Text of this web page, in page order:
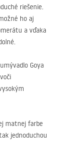
riešenie.
ho aj
a vďaka
Goya
matnej farbe
jednoduchou